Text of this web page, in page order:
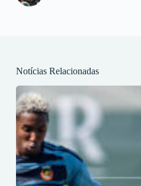
Notícias Relacionadas